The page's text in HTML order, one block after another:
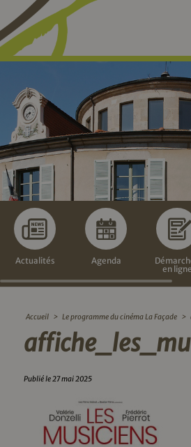
Actualités Agenda
en ligne
Accueil > Le programme du cinéma La Façade >
Publié le 27 mai 2025